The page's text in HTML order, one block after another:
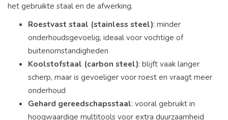
het gebruikte staal en de afwerking.
Roestvast staal (stainless steel): minder
onderhoudsgevoelig, ideaal voor vochtige of
buitenomstandigheden
Koolstofstaal (carbon steel): blijft vaak langer
scherp, maar is gevoeliger voor roest en vraagt meer
onderhoud
Gehard gereedschapsstaal: vooral gebruikt in
hoogwaardige multitools voor extra duurzaamheid